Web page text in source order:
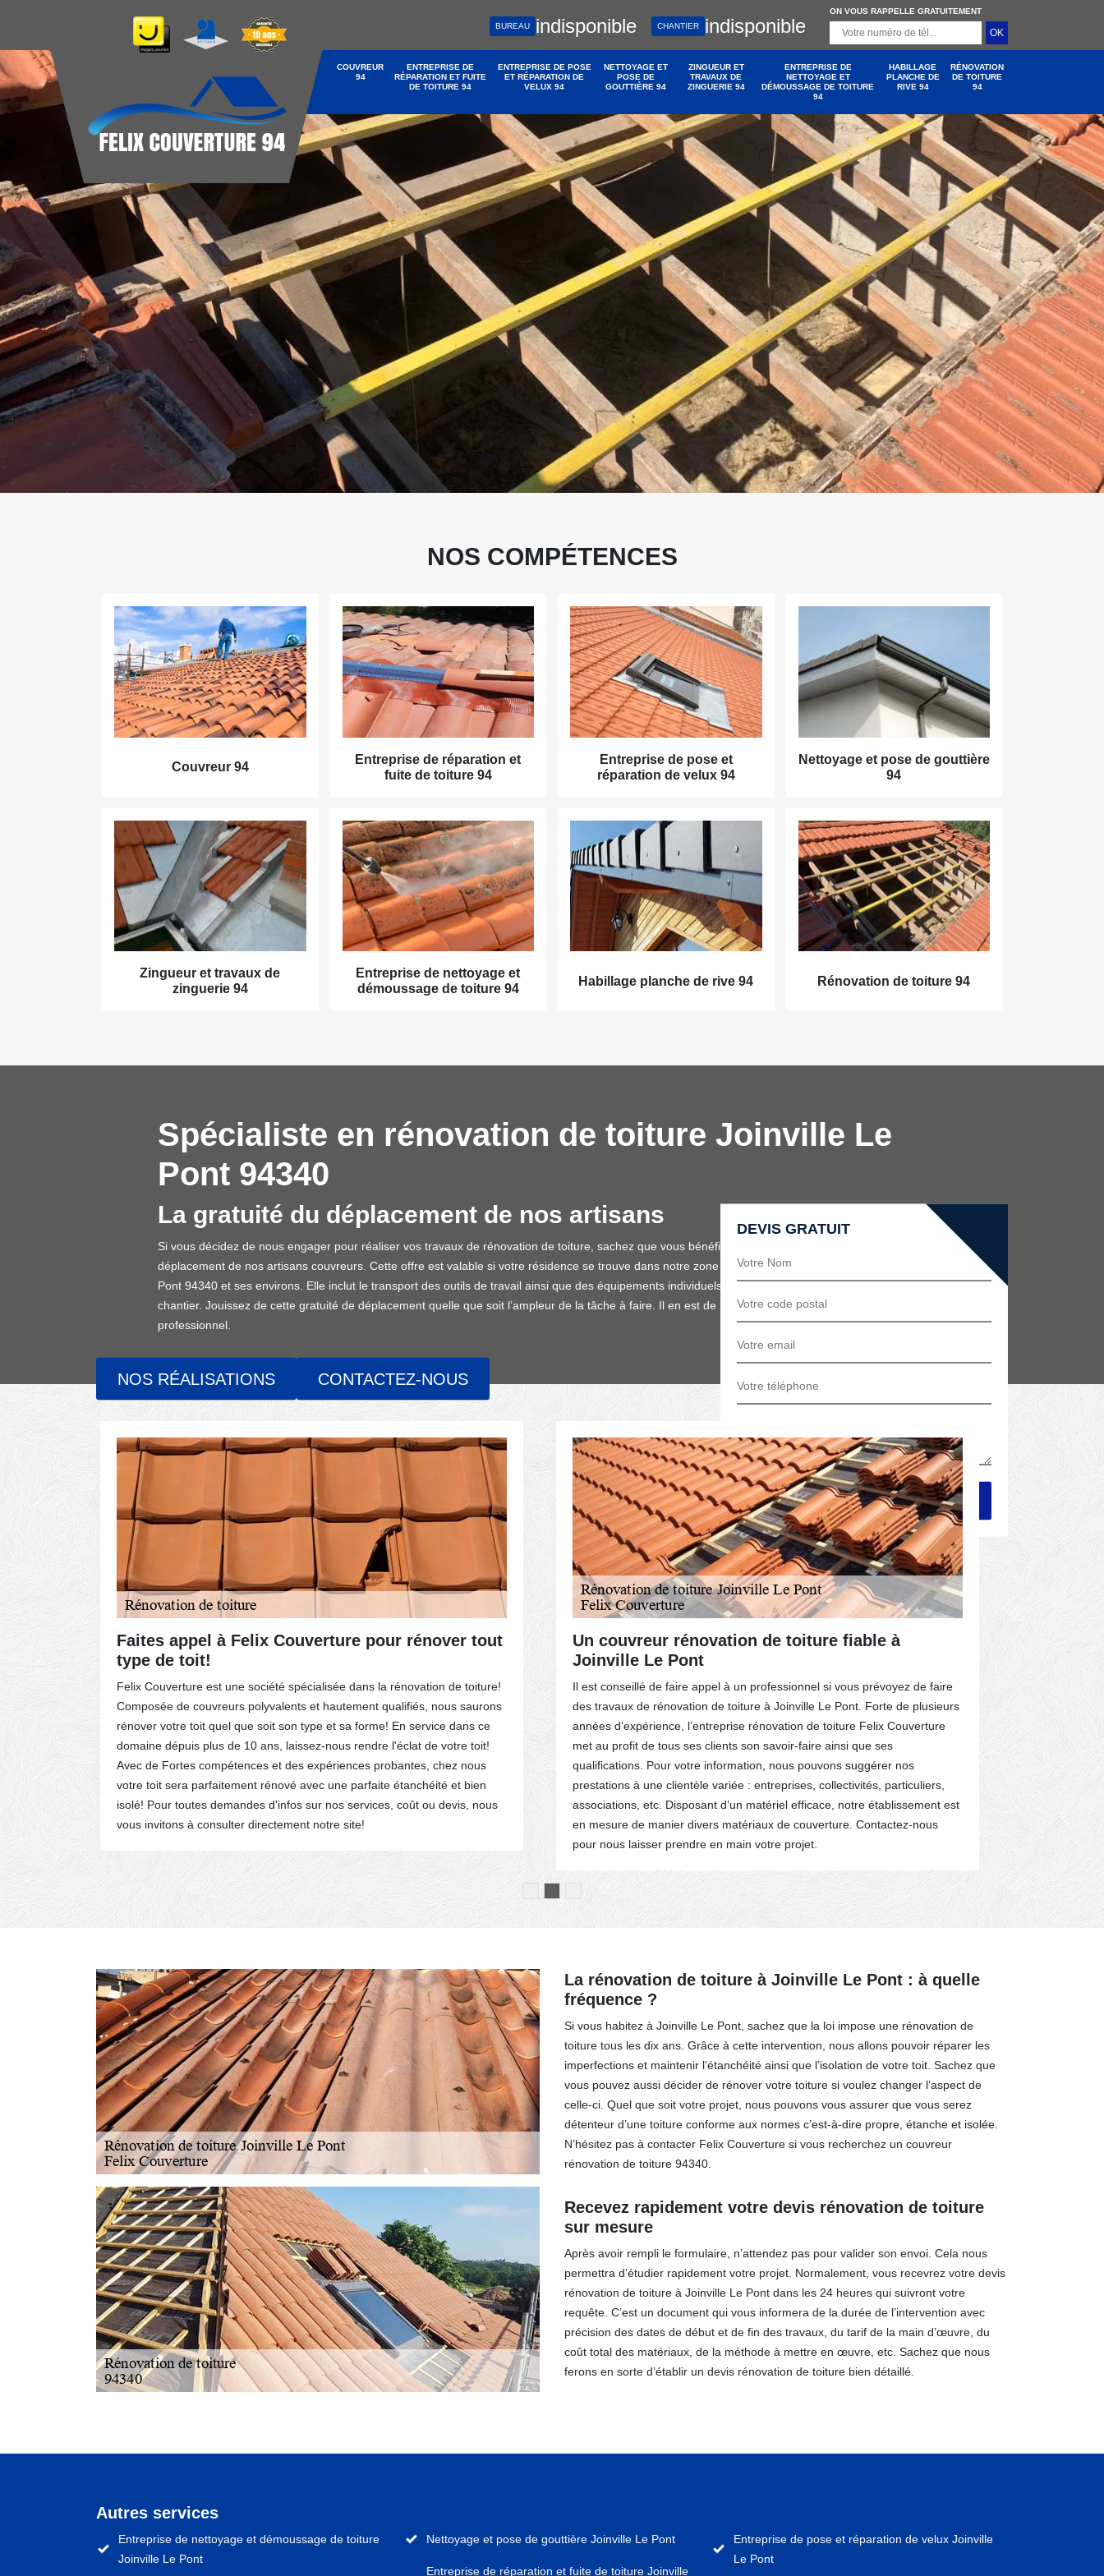
BUREAU indisponible CHANTIER indisponible
ON VOUS RAPPELLE GRATUITEMENT
COUVREUR
94
ENTREPRISE DE
RÉPARATION ET FUITE
DE TOITURE 94
ENTREPRISE DE POSE
ET RÉPARATION DE
VELUX 94
NETTOYAGE ET
POSE DE
GOUTTIÈRE 94
ZINGUEUR ET
TRAVAUX DE
ZINGUERIE 94
ENTREPRISE DE
NETTOYAGE ET
DÉMOUSSAGE DE TOITURE
94
HABILLAGE
PLANCHE DE
RIVE 94
RÉNOVATION
DE TOITURE
94
NOS RÉALISATIONS CONTACTEZ-NOUS
DEVIS GRATUIT
NOS COMPÉTENCES
Couvreur 94
Entreprise de réparation et
fuite de toiture 94
Entreprise de pose et
réparation de velux 94
Nettoyage et pose de gouttière
94
Zingueur et travaux de
zinguerie 94
Entreprise de nettoyage et
démoussage de toiture 94
Habillage planche de rive 94 Rénovation de toiture 94
Spécialiste en rénovation de toiture Joinville Le
Pont 94340
La gratuité du déplacement de nos artisans
Si vous décidez de nous engager pour réaliser vos travaux de rénovation de toiture, sachez que vous bénéficierez de la gratuité des frais de
déplacement de nos artisans couvreurs. Cette offre est valable si votre résidence se trouve dans notre zone d’intervention c’est-à-dire à Joinville Le
Pont 94340 et ses environs. Elle inclut le transport des outils de travail ainsi que des équipements individuels de chaque membre de l’équipe sur le
chantier. Jouissez de cette gratuité de déplacement quelle que soit l’ampleur de la tâche à faire. Il en est de même que vous soyez particulier ou
professionnel.
de
Faites appel à Felix Couverture pour rénover tout
type de toit!
Felix Couverture est une société spécialisée dans la rénovation de toiture!
Composée de couvreurs polyvalents et hautement qualifiés, nous saurons
rénover votre toit quel que soit son type et sa forme! En service dans ce
domaine dépuis plus de 10 ans, laissez-nous rendre l'éclat de votre toit!
Avec de Fortes compétences et des expériences probantes, chez nous
votre toit sera parfaitement rénové avec une parfaite étanchéité et bien
isolé! Pour toutes demandes d'infos sur nos services, coût ou devis, nous
vous invitons à consulter directement notre site!
Un couvreur rénovation de toiture fiable à
Joinville Le Pont
Il est conseillé de faire appel à un professionnel si vous prévoyez de faire
des travaux de rénovation de toiture à Joinville Le Pont. Forte de plusieurs
années d’expérience, l’entreprise rénovation de toiture Felix Couverture
met au profit de tous ses clients son savoir-faire ainsi que ses
qualifications. Pour votre information, nous pouvons suggérer nos
prestations à une clientèle variée : entreprises, collectivités, particuliers,
associations, etc. Disposant d’un matériel efficace, notre établissement est
en mesure de manier divers matériaux de couverture. Contactez-nous
pour nous laisser prendre en main votre projet.
Felix
de la
Avoir une
et la sécurité
de vivre
passe. De
De son côté,
rénovation
de vos
simplement
La rénovation de toiture à Joinville Le Pont : à quelle
fréquence ?
Si vous habitez à Joinville Le Pont, sachez que la loi impose une rénovation de
toiture tous les dix ans. Grâce à cette intervention, nous allons pouvoir réparer les
imperfections et maintenir l’étanchéité ainsi que l’isolation de votre toit. Sachez que
vous pouvez aussi décider de rénover votre toiture si voulez changer l’aspect de
celle-ci. Quel que soit votre projet, nous pouvons vous assurer que vous serez
détenteur d’une toiture conforme aux normes c’est-à-dire propre, étanche et isolée.
N’hésitez pas à contacter Felix Couverture si vous recherchez un couvreur
rénovation de toiture 94340.
Recevez rapidement votre devis rénovation de toiture
sur mesure
Après avoir rempli le formulaire, n’attendez pas pour valider son envoi. Cela nous
permettra d’étudier rapidement votre projet. Normalement, vous recevrez votre devis
rénovation de toiture à Joinville Le Pont dans les 24 heures qui suivront votre
requête. C’est un document qui vous informera de la durée de l’intervention avec
précision des dates de début et de fin des travaux, du tarif de la main d’œuvre, du
coût total des matériaux, de la méthode à mettre en œuvre, etc. Sachez que nous
ferons en sorte d’établir un devis rénovation de toiture bien détaillé.
Autres services
Entreprise de nettoyage et démoussage de toiture
Joinville Le Pont
Nettoyage et pose de gouttière Joinville Le Pont
Entreprise de réparation et fuite de toiture Joinville
Entreprise de pose et réparation de velux Joinville
Le Pont